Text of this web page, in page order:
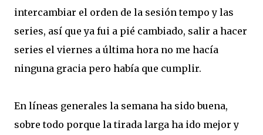
intercambiar el orden de la sesión tempo y las
series, así que ya fui a pié cambiado, salir a hacer
series el viernes a última hora no me hacía
ninguna gracia pero había que cumplir.
En líneas generales la semana ha sido buena,
sobre todo porque la tirada larga ha ido mejor y